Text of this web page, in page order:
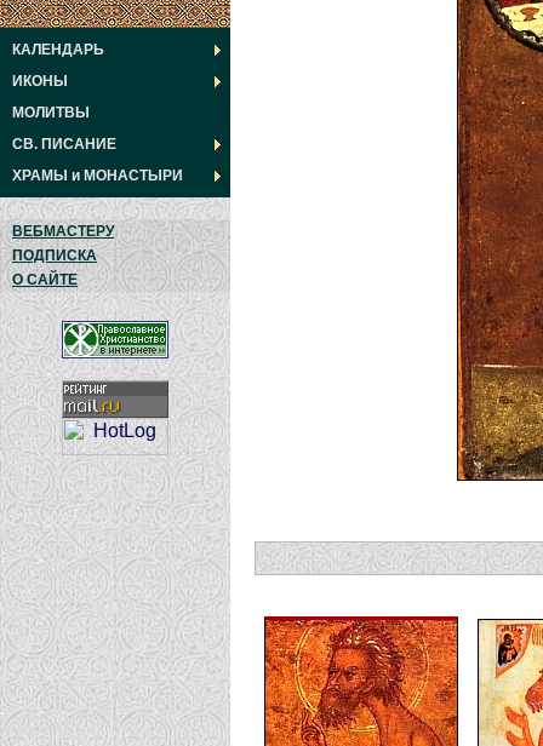
КАЛЕНДАРЬ
ИКОНЫ
МОЛИТВЫ
СВ. ПИСАНИЕ
ХРАМЫ и МОНАСТЫРИ
ВЕБМАСТЕРУ
ПОДПИСКА
О САЙТЕ